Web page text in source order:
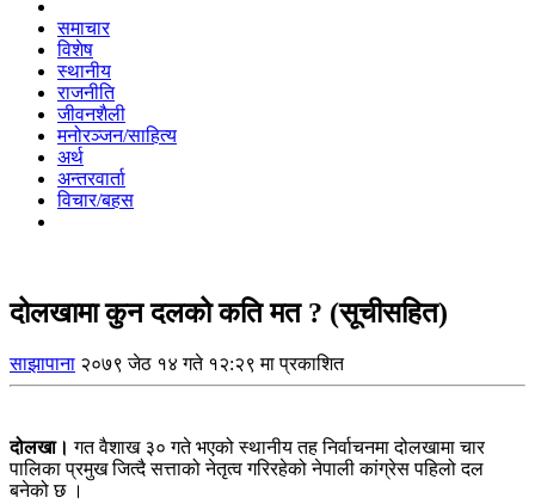
समाचार
विशेष
स्थानीय
राजनीति
जीवनशैली
मनोरञ्जन/साहित्य
अर्थ
अन्तरवार्ता
विचार/बहस
दोलखामा कुन दलको कति मत ? (सूचीसहित)
साझापाना २०७९ जेठ १४ गते १२:२९ मा प्रकाशित
दोलखा। गत वैशाख ३० गते भएको स्थानीय तह निर्वाचनमा दोलखामा चार
पालिका प्रमुख जित्दै सत्ताको नेतृत्व गरिरहेको नेपाली कांग्रेस पहिलो दल
बनेको छ ।